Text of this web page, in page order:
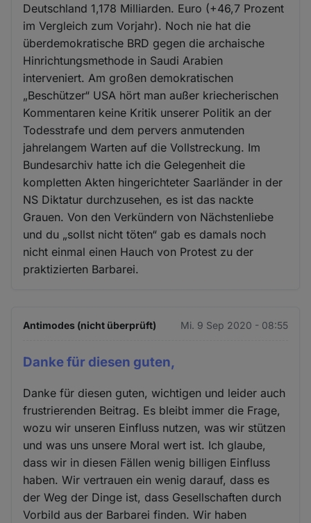
Deutschland 1,178 Milliarden. Euro (+46,7 Prozent
im Vergleich zum Vorjahr). Noch nie hat die
überdemokratische BRD gegen die archaische
Hinrichtungsmethode in Saudi Arabien
interveniert. Am großen demokratischen
„Beschützer“ USA hört man außer kriecherischen
Kommentaren keine Kritik unserer Politik an der
Todesstrafe und dem pervers anmutenden
jahrelangem Warten auf die Vollstreckung. Im
Bundesarchiv hatte ich die Gelegenheit die
kompletten Akten hingerichteter Saarländer in der
NS Diktatur durchzusehen, es ist das nackte
Grauen. Von den Verkündern von Nächstenliebe
und du „sollst nicht töten“ gab es damals noch
nicht einmal einen Hauch von Protest zu der
praktizierten Barbarei.
Antimodes (nicht überprüft) Mi. 9 Sep 2020 - 08:55
Danke für diesen guten,
Danke für diesen guten, wichtigen und leider auch
frustrierenden Beitrag. Es bleibt immer die Frage,
wozu wir unseren Einfluss nutzen, was wir stützen
und was uns unsere Moral wert ist. Ich glaube,
dass wir in diesen Fällen wenig billigen Einfluss
haben. Wir vertrauen ein wenig darauf, dass es
der Weg der Dinge ist, dass Gesellschaften durch
Vorbild aus der Barbarei finden. Wir haben